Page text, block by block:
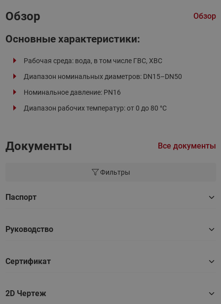
Обзор Обзор
Основные характеристики:
Рабочая среда: вода, в том числе ГВС, ХВС
Диапазон номинальных диаметров: DN15–DN50
Номинальное давление: PN16
Диапазон рабочих температур: от 0 до 80 °С
Документы Все документы
Фильтры
Паспорт
Руководство
Сертификат
2D Чертеж